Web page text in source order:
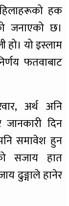
हक
जनाएको छ।
हो। यो इस्लाम
फतवाबाट
अर्थ अनि
जानकारी दिन
समावेश हुन
सजाय हात
ढुङ्गाले हानेर